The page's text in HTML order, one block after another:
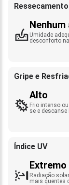
Umidade
desconforto
Gripe e
Alto
Frio intenso
se e descanse
Índice UV
Extremo
Radiação
mais quentes